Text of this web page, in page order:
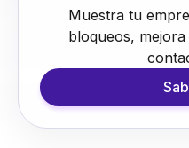
Muestra tu
bloqueos,